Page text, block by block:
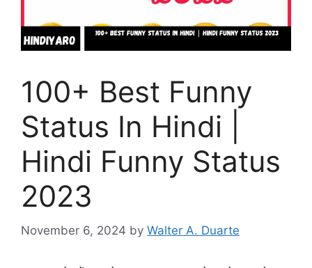
100+ Best Funny
Status In Hindi |
Hindi Funny Status
2023
November 6, 2024 by Walter A. Duarte